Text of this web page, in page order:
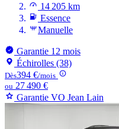
14 205 km
Essence
Manuelle
Garantie 12 mois
Échirolles (38)
Dès394 €/mois
ou 27 490 €
Garantie VO Jean Lain